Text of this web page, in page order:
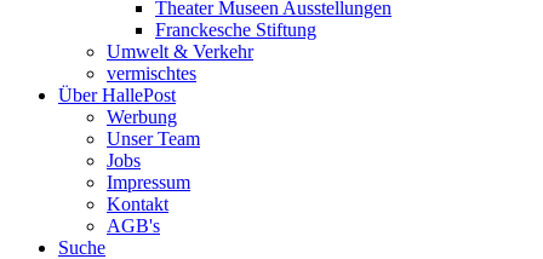
Theater Museen Ausstellungen
Franckesche Stiftung
Umwelt & Verkehr
vermischtes
Über HallePost
Werbung
Unser Team
Jobs
Impressum
Kontakt
AGB's
Suche